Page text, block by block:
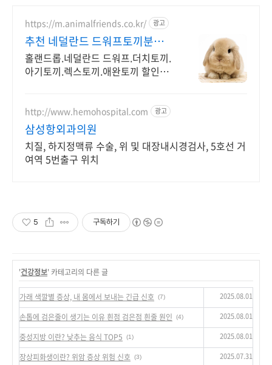
https://m.animalfriends.co.kr/ 광고
추천 네덜란드 드워프토끼분양
건강한 토끼분양
홀랜드롭.네덜란드 드워프.더치토끼.
아기토끼.렉스토끼.애완토끼 할인분
http://www.hemohospital.com 광고
삼성항외과의원
치질, 하지정맥류 수술, 위 및 대장내시경검사, 5호선 거
여역 5번출구 위치
5 구독하기
'건강정보' 카테고리의 다른 글
가래 색깔별 증상, 내 몸에서 보내는 긴급 신호 (7) 2025.08.01
손톱에 검은줄이 생기는 이유 흰점 검은점 흰줄 원인 (4) 2025.08.01
중성지방 이란? 낮추는 음식 TOP5 (1) 2025.08.01
장상피화생이란? 위암 증상 위험 신호 (3) 2025.07.31